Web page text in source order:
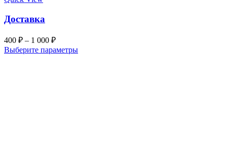
Доставка
400 ₽ – 1 000 ₽
Выберите параметры